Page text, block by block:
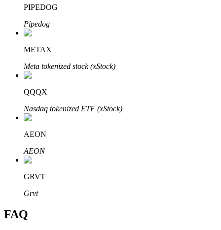
Jusqu'à 65 % de commissions !
Parrainage
PIPEDOG
Pipedog
METAX
Meta tokenized stock (xStock)
QQQX
Nasdaq tokenized ETF (xStock)
AEON
AEON
GRVT
Grvt
FAQ